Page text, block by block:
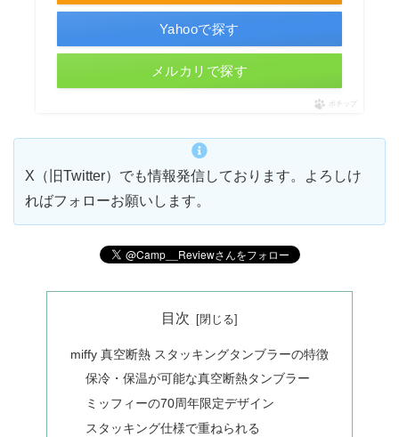
Yahooで探す
メルカリで探す
ポチップ
X（旧Twitter）でも情報発信しております。よろしけ
ればフォローお願いします。
目次
miffy 真空断熱 スタッキングタンブラーの特徴
保冷・保温が可能な真空断熱タンブラー
ミッフィーの70周年限定デザイン
スタッキング仕様で重ねられる